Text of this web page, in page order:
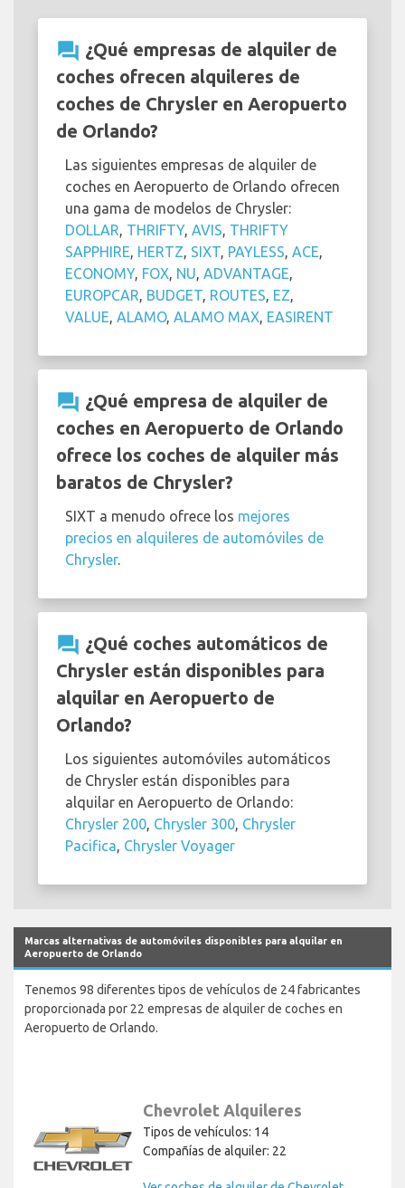
question_answer ¿Qué empresas de alquiler de
coches ofrecen alquileres de
coches de Chrysler en Aeropuerto
de Orlando?
Las siguientes empresas de alquiler de
coches en Aeropuerto de Orlando ofrecen
una gama de modelos de Chrysler:
DOLLAR, THRIFTY, AVIS, THRIFTY
SAPPHIRE, HERTZ, SIXT, PAYLESS, ACE,
ECONOMY, FOX, NU, ADVANTAGE,
EUROPCAR, BUDGET, ROUTES, EZ,
VALUE, ALAMO, ALAMO MAX, EASIRENT
question_answer ¿Qué empresa de alquiler de
coches en Aeropuerto de Orlando
ofrece los coches de alquiler más
baratos de Chrysler?
SIXT a menudo ofrece los mejores
precios en alquileres de automóviles de
Chrysler.
question_answer ¿Qué coches automáticos de
Chrysler están disponibles para
alquilar en Aeropuerto de
Orlando?
Los siguientes automóviles automáticos
de Chrysler están disponibles para
alquilar en Aeropuerto de Orlando:
Chrysler 200, Chrysler 300, Chrysler
Pacifica, Chrysler Voyager
Marcas alternativas de automóviles disponibles para alquilar en
Aeropuerto de Orlando
Tenemos 98 diferentes tipos de vehículos de 24 fabricantes
proporcionada por 22 empresas de alquiler de coches en
Aeropuerto de Orlando.
Chevrolet Alquileres
Tipos de vehículos: 14
Compañías de alquiler: 22